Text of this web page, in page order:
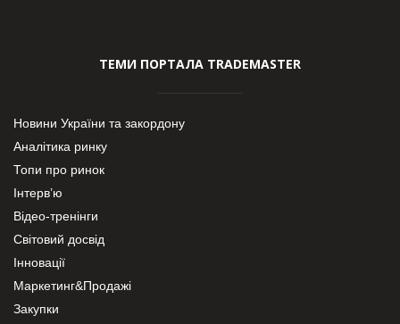
ТЕМИ ПОРТАЛА TRADEMASTER
Новини України та закордону
Аналітика ринку
Топи про ринок
Інтерв’ю
Відео-тренінги
Світовий досвід
Інновації
Маркетинг&Продажі
Закупки